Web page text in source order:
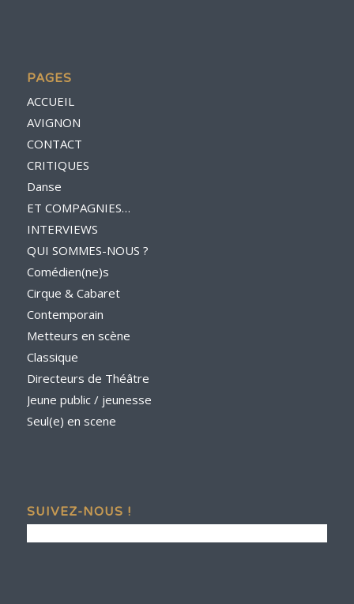
PAGES
ACCUEIL
AVIGNON
CONTACT
CRITIQUES
Danse
ET COMPAGNIES…
INTERVIEWS
QUI SOMMES-NOUS ?
Comédien(ne)s
Cirque & Cabaret
Contemporain
Metteurs en scène
Classique
Directeurs de Théâtre
Jeune public / jeunesse
Seul(e) en scene
SUIVEZ-NOUS !